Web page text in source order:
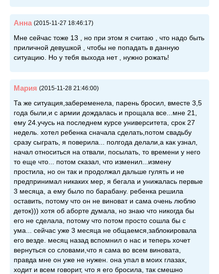
Анна (2015-11-27 18:46:17)
Мне сейчас тоже 13 , но при этом я считаю , что надо быть
приличной девушкой , чтобы не попадать в данную
ситуацию. Но у тебя выхода нет , нужно рожать!
Мария (2015-11-28 21:46:00)
Та же ситуация,забеременела, парень бросил, вместе 3,5
года были,и с армии дождалась и прощала все...мне 21,
ему 24.учусь на последнем курсе университета, срок 27
недель. хотел ребенка сначала сделать,потом свадьбу
сразу сыграть, я поверила... полгода делали,а как узнал,
начал относиться на отвали, посылать, то времени у него
то еще что... потом сказал, что изменил...измену
простила, но он так и продолжал дальше гулять и не
предпринимал никаких мер, я бегала и унижалась первые
3 месяца, а ему было по барабану. ребенка решила
оставить, потому что он не виноват и сама очень люблю
деток))) хотя об аборте думала, но знаю что никогда бы
его не сделала, потому что потом просто сошла бы с
ума... сейчас уже 3 месяца не общаемся,заблокировала
его везде. месяц назад вспомнил о нас и теперь хочет
вернуться со словами,что я сама во всем виновата,
правда мне он уже не нужен. она упал в моих глазах,
ходит и всем говорит, что я его бросила, так смешно